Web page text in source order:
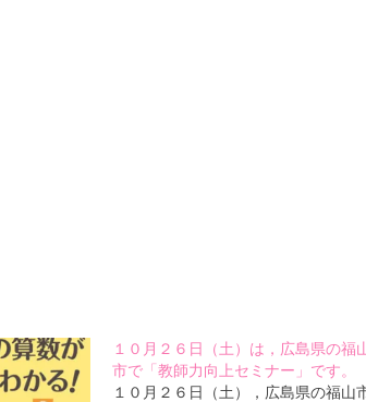
１０月２６日（土）は，広島県の福
市で「教師力向上セミナー」です。
１０月２６日（土），広島県の福山